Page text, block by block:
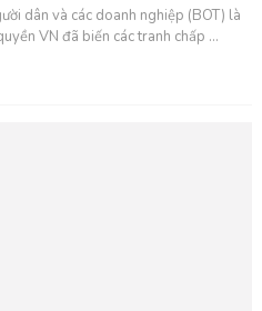
dân và các doanh nghiệp (BOT) là
VN đã biến các tranh chấp ...